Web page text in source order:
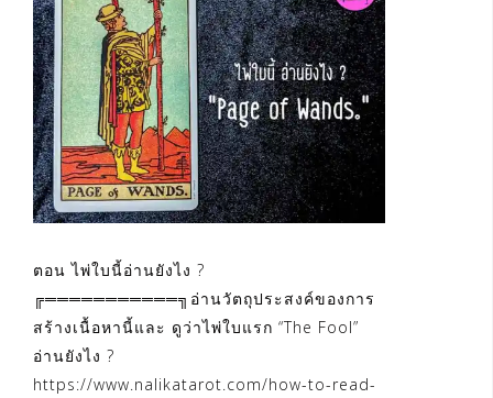
ตอน ไพ่ใบนี้อ่านยังไง ?
╔═══════════╗อ่านวัตถุประสงค์ของการ
สร้างเนื้อหานี้และ ดูว่าไพ่ใบแรก “The Fool”
อ่านยังไง ?
https://www.nalikatarot.com/how-to-read-